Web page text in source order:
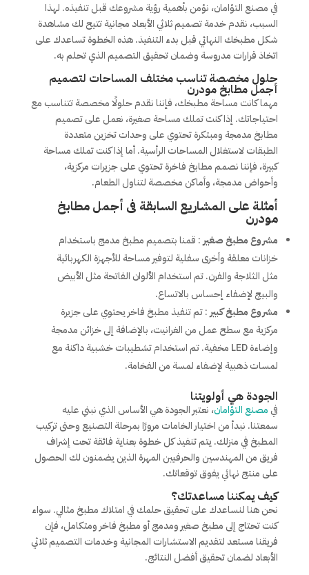
في مصنع التؤامان، نؤمن بأهمية رؤية مشروعك قبل تنفيذه. لهذا
السبب، نقدم خدمة تصميم ثلاثي الأبعاد مجانية تتيح لك مشاهدة
شكل مطبخك النهائي قبل بدء التنفيذ. هذه الخطوة تساعدك على
اتخاذ قرارات مدروسة وضمان تحقيق التصميم الذي تحلم به.
حلول مخصصة تناسب مختلف المساحات لتصميم
أجمل مطابخ مودرن
مهما كانت مساحة مطبخك، فإننا نقدم حلولًا مخصصة تتناسب مع
احتياجاتك. إذا كنت تملك مساحة صغيرة، نعمل على تصميم
مطابخ مدمجة ومبتكرة تحتوي على وحدات تخزين متعددة
الطبقات لاستغلال المساحات الرأسية. أما إذا كنت تملك مساحة
كبيرة، فإننا نصمم مطابخ فاخرة تحتوي على جزيرات مركزية،
وأحواض مدمجة، وأماكن مخصصة لتناول الطعام.
أمثلة على المشاريع السابقة فى أجمل مطابخ
مودرن
مشروع مطبخ صغير: قمنا بتصميم مطبخ مدمج باستخدام
خزانات معلقة وأخرى سفلية لتوفير مساحة للأجهزة الكهربائية
مثل الثلاجة والفرن. تم استخدام الألوان الفاتحة مثل الأبيض
والبيج لإضفاء إحساس بالاتساع.
مشروع مطبخ كبير: تم تنفيذ مطبخ فاخر يحتوي على جزيرة
مركزية مع سطح عمل من الغرانيت، بالإضافة إلى خزائن مدمجة
وإضاءة LED مخفية. تم استخدام تشطيبات خشبية داكنة مع
لمسات ذهبية لإضفاء لمسة من الفخامة.
الجودة هي أولويتنا
في مصنع التؤامان، نعتبر الجودة هي الأساس الذي نبني عليه
سمعتنا. نبدأ من اختيار الخامات مرورًا بمرحلة التصنيع وحتى تركيب
المطبخ في منزلك. يتم تنفيذ كل خطوة بعناية فائقة تحت إشراف
فريق من المهندسين والحرفيين المهرة الذين يضمنون لك الحصول
على منتج نهائي يفوق توقعاتك.
كيف يمكننا مساعدتك؟
نحن هنا لنساعدك على تحقيق حلمك في امتلاك مطبخ مثالي. سواء
كنت تحتاج إلى مطبخ صغير ومدمج أو مطبخ فاخر ومتكامل، فإن
فريقنا مستعد لتقديم الاستشارات المجانية وخدمات التصميم ثلاثي
الأبعاد لضمان تحقيق أفضل النتائج.